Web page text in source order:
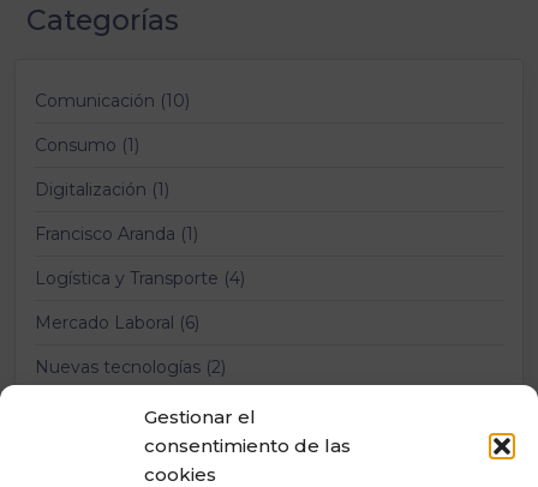
Gestionar el
consentimiento de las
cookies
Categorías
Comunicación (10)
Consumo (1)
Digitalización (1)
Francisco Aranda (1)
Logística y Transporte (4)
Mercado Laboral (6)
Nuevas tecnologías (2)
Prevención Riesgos Laborales (12)
Relaciones laborales (11)